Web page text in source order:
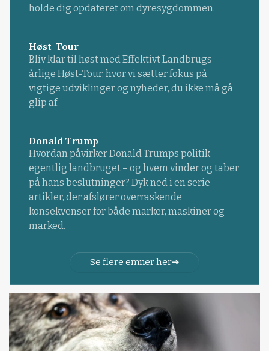
holde dig opdateret om dyresygdommen.
Høst-Tour
Bliv klar til høst med Effektivt Landbrugs
årlige Høst-Tour, hvor vi sætter fokus på
vigtige udviklinger og nyheder, du ikke må gå
glip af.
Donald Trump
Hvordan påvirker Donald Trumps politik
egentlig landbruget – og hvem vinder og taber
på hans beslutninger? Dyk ned i en serie
artikler, der afslører overraskende
konsekvenser for både marker, maskiner og
marked.
Se flere emner her